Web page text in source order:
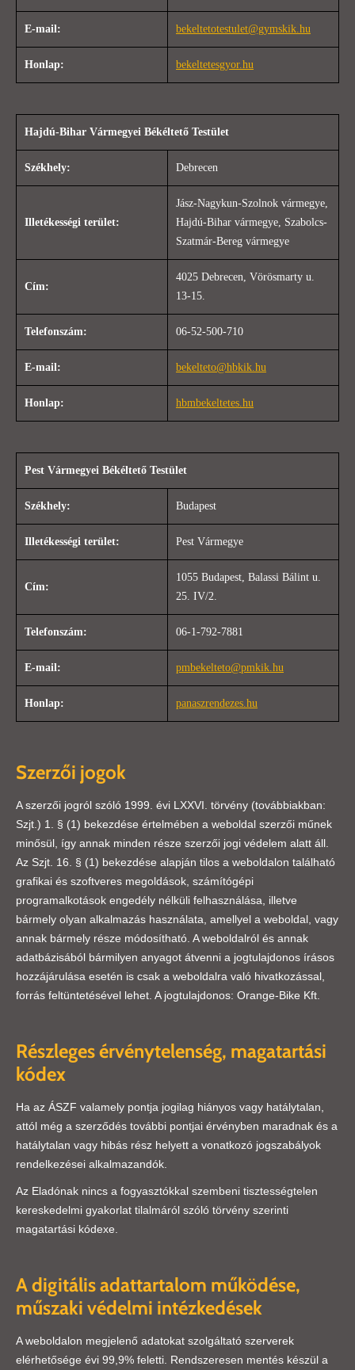
E-mail: bekeltetotestulet@gymskik.hu
Honlap: bekeltetesgyor.hu
Hajdú-Bihar Vármegyei Békéltető Testület
Székhely: Debrecen
Illetékességi terület:
Jász-Nagykun-Szolnok vármegye,
Hajdú-Bihar vármegye, Szabolcs-
Szatmár-Bereg vármegye
Cím:
4025 Debrecen, Vörösmarty u.
13-15.
Telefonszám: 06-52-500-710
E-mail: bekelteto@hbkik.hu
Honlap: hbmbekeltetes.hu
Pest Vármegyei Békéltető Testület
Székhely: Budapest
Illetékességi terület: Pest Vármegye
Cím:
1055 Budapest, Balassi Bálint u.
25. IV/2.
Telefonszám: 06-1-792-7881
E-mail: pmbekelteto@pmkik.hu
Honlap: panaszrendezes.hu
Szerzői jogok
A szerzői jogról szóló 1999. évi LXXVI. törvény (továbbiakban:
Szjt.) 1. § (1) bekezdése értelmében a weboldal szerzői műnek
minősül, így annak minden része szerzői jogi védelem alatt áll.
Az Szjt. 16. § (1) bekezdése alapján tilos a weboldalon található
grafikai és szoftveres megoldások, számítógépi
programalkotások engedély nélküli felhasználása, illetve
bármely olyan alkalmazás használata, amellyel a weboldal, vagy
annak bármely része módosítható. A weboldalról és annak
adatbázisából bármilyen anyagot átvenni a jogtulajdonos írásos
hozzájárulása esetén is csak a weboldalra való hivatkozással,
forrás feltüntetésével lehet. A jogtulajdonos: Orange-Bike Kft.
Részleges érvénytelenség, magatartási
kódex
Ha az ÁSZF valamely pontja jogilag hiányos vagy hatálytalan,
attól még a szerződés további pontjai érvényben maradnak és a
hatálytalan vagy hibás rész helyett a vonatkozó jogszabályok
rendelkezései alkalmazandók.
Az Eladónak nincs a fogyasztókkal szembeni tisztességtelen
kereskedelmi gyakorlat tilalmáról szóló törvény szerinti
magatartási kódexe.
A digitális adattartalom működése,
műszaki védelmi intézkedések
A weboldalon megjelenő adatokat szolgáltató szerverek
elérhetősége évi 99,9% feletti. Rendszeresen mentés készül a